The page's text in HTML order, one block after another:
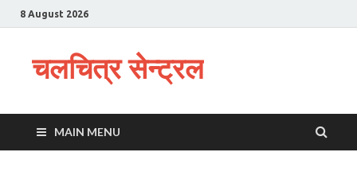
8 August 2026
चलचित्र सेन्ट्रल
MAIN MENU